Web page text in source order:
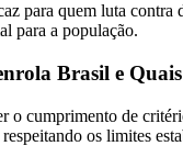
para quem luta
para a população.
Brasil e
o cumprimento de
os limites